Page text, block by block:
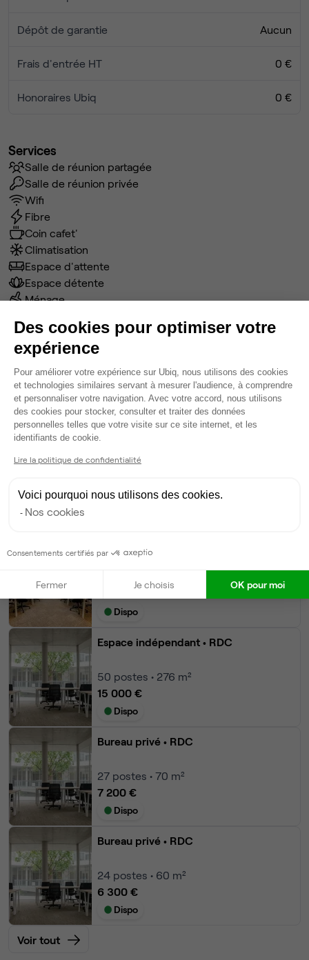
Dépôt de garantie Aucun
Frais d'entrée HT 0 €
Honoraires Ubiq 0 €
Services
Salle de réunion partagée
Salle de réunion privée
Wifi
Fibre
Coin cafet'
Climatisation
Espace d'attente
Espace détente
Ménage
Voir plus
Ma sélection de bureau
Bureau privé• RDC
10
Dispo
Modifier
Autres bureaux de cet espace :
Dispo
Espace indépendant • RDC
50 postes • 276 m²
15 000 €
Dispo
Bureau privé • RDC
27 postes • 70 m²
7 200 €
Dispo
Bureau privé • RDC
24 postes • 60 m²
6 300 €
Dispo
Voir tout
Des cookies pour optimiser votre
expérience
Plateforme de Gestion du
Pour améliorer votre expérience sur Ubiq, nous utilisons des cookies
et technologies similaires servant à mesurer l'audience, à comprendre
et personnaliser votre navigation. Avec votre accord, nous utilisons
des cookies pour stocker, consulter et traiter des données
personnelles telles que votre visite sur ce site internet, et les
identifiants de cookie.
Lire la politique de confidentialité
Voici pourquoi nous utilisons des cookies.
Nos cookies
Consentements certifiés par
Fermer Je choisis OK pour moi